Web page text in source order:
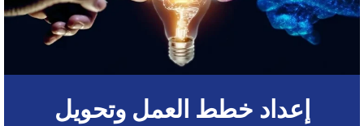
إعداد خطط العمل وتحويل